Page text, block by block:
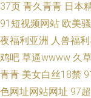
37页 青久青青 日本
91短视频网站 欧美
夜福利亚洲 人兽福
鸡吧 草逼wwww 久
青青 美女白丝18禁
色网址网站网址 97